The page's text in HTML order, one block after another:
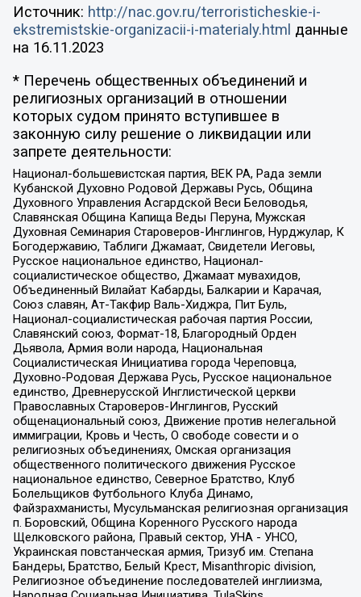
Источник: http://nac.gov.ru/terroristicheskie-i-
ekstremistskie-organizacii-i-materialy.html данные
на 16.11.2023
* Перечень общественных объединений и
религиозных организаций в отношении
которых судом принято вступившее в
законную силу решение о ликвидации или
запрете деятельности:
Национал-большевистская партия, ВЕК РА, Рада земли
Кубанской Духовно Родовой Державы Русь, Община
Духовного Управления Асгардской Веси Беловодья,
Славянская Община Капища Веды Перуна, Мужская
Духовная Семинария Староверов-Инглингов, Нурджулар, К
Богодержавию, Таблиги Джамаат, Свидетели Иеговы,
Русское национальное единство, Национал-
социалистическое общество, Джамаат мувахидов,
Объединенный Вилайат Кабарды, Балкарии и Карачая,
Союз славян, Ат-Такфир Валь-Хиджра, Пит Буль,
Национал-социалистическая рабочая партия России,
Славянский союз, Формат-18, Благородный Орден
Дьявола, Армия воли народа, Национальная
Социалистическая Инициатива города Череповца,
Духовно-Родовая Держава Русь, Русское национальное
единство, Древнерусской Инглистической церкви
Православных Староверов-Инглингов, Русский
общенациональный союз, Движение против нелегальной
иммиграции, Кровь и Честь, О свободе совести и о
религиозных объединениях, Омская организация
общественного политического движения Русское
национальное единство, Северное Братство, Клуб
Болельщиков Футбольного Клуба Динамо,
Файзрахманисты, Мусульманская религиозная организация
п. Боровский, Община Коренного Русского народа
Щелковского района, Правый сектор, УНА - УНСО,
Украинская повстанческая армия, Тризуб им. Степана
Бандеры, Братство, Белый Крест, Misanthropic division,
Религиозное объединение последователей инглиизма,